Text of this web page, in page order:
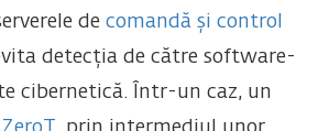
de comandă și control
detecția de către software-
cibernetică. Într-un caz, un